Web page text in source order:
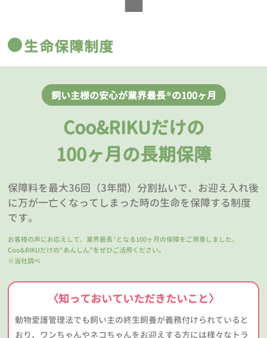
生命保障制度
飼い主様の安心が業界最長※の100ヶ月
Coo&RIKUだけの
100ヶ月の長期保障
保障料を最大36回（3年間）分割払いで、お迎え入れ後
に万が一亡くなってしまった時の生命を保障する制度
です。
お客様の声にお応えして、業界最長 ※ となる100ヶ月の保障をご用意しました。
Coo&RIKUだけの“あんしん”をぜひご活用ください。
※当社調べ
〈知っておいていただきたいこと〉
動物愛護管理法でも飼い主の終生飼養が義務付けられていると
おり、ワンちゃんやネコちゃんをお迎えする方には様々なトラ